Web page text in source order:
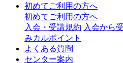
初めてご利用の方へ
初めてご利用の方へ
入会・受講規約 入会から
みカルポイント
よくある質問
センター案内